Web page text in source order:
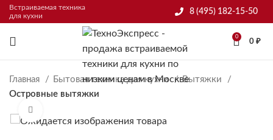
Встраиваемая техника
для кухни
8 (495) 182-15-50
0
0 ₽
Главная Бытовая техника для кухни
Вытяжки
Островные вытяжки